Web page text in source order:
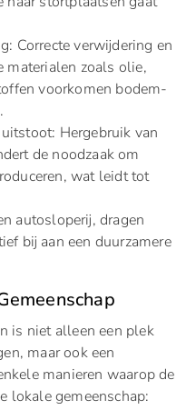
Correcte verwijdering en
materialen zoals olie,
voorkomen bodem-
Hergebruik van
de noodzaak om
wat leidt tot
autosloperij, dragen
bij aan een duurzamere
is niet alleen een plek
maar ook een
manieren waarop de
lokale gemeenschap: